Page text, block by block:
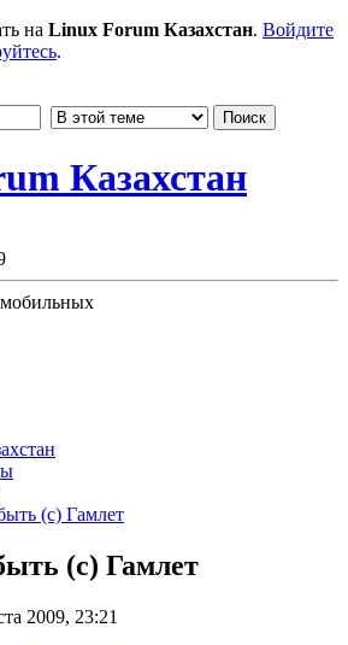
на Linux Forum Казахстан. Войдите
.
(с) Гамлет
(с) Гамлет
2009, 23:21